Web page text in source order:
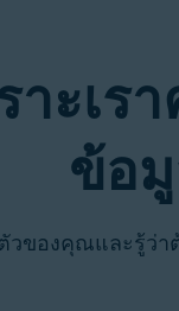
าะเร
ข้อ
วของคุณและรู้ว่า